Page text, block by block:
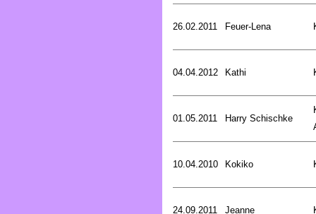
26.02.2011 Feuer-Lena
04.04.2012 Kathi
01.05.2011 Harry Schischke
10.04.2010 Kokiko
24.09.2011 Jeanne